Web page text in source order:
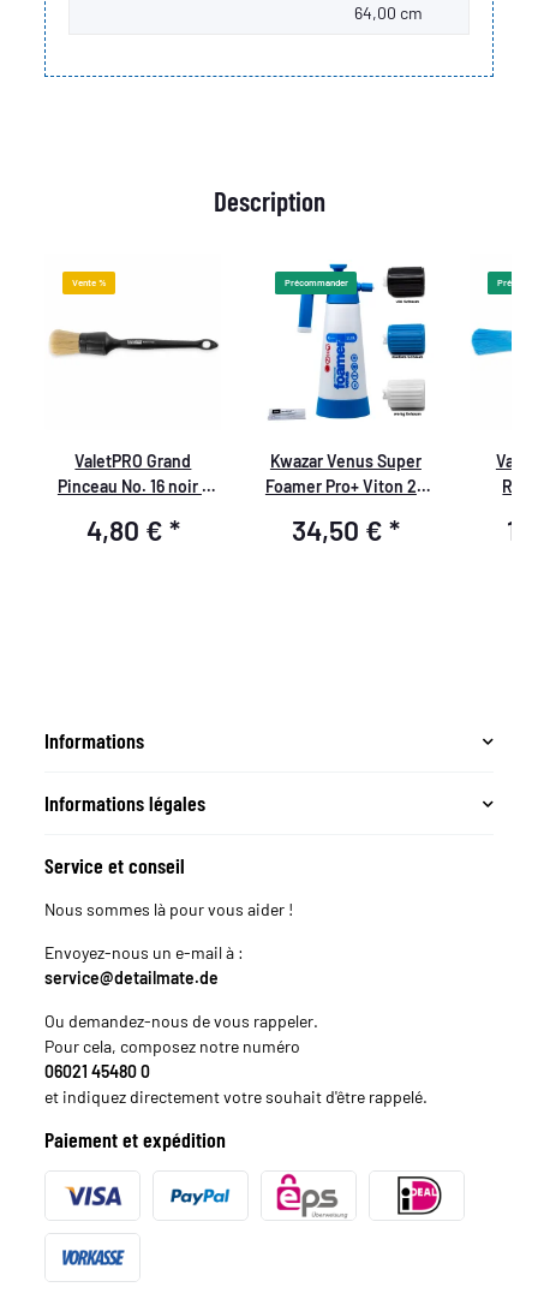
64,00 cm
Description
Vente %
ValetPRO Grand
Pinceau No. 16 noir -
doux, BRU 19
4,80 € *
Précommander
Kwazar Venus Super
Foamer Pro+ Viton 2L
34,50 € *
Informations
Informations légales
Service et conseil
Nous sommes là pour vous aider !
Envoyez-nous un e-mail à :
service@detailmate.de
Ou demandez-nous de vous rappeler.
Pour cela, composez notre numéro
06021 45480 0
et indiquez directement votre souhait d'être rappelé.
Paiement et expédition